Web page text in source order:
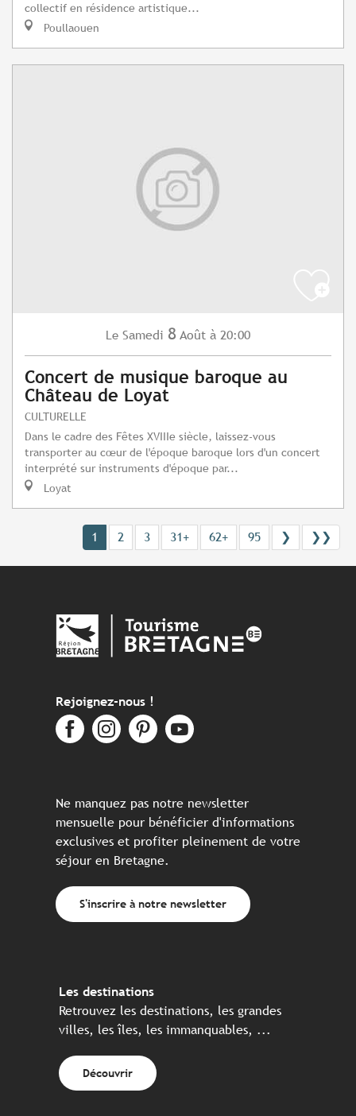
collectif en résidence artistique...
Poullaouen
Le Samedi 8 Août à 20:00
Concert de musique baroque au
Château de Loyat
CULTURELLE
Dans le cadre des Fêtes XVIIIe siècle, laissez-vous
transporter au cœur de l'époque baroque lors d'un concert
interprété sur instruments d'époque par...
Loyat
1 2 3 31+ 62+ 95 ❯ ❯❯
Rejoignez-nous !
Ne manquez pas notre newsletter
mensuelle pour bénéficier d'informations
exclusives et profiter pleinement de votre
séjour en Bretagne.
S'inscrire à notre newsletter
Les destinations
Retrouvez les destinations, les grandes
villes, les îles, les immanquables, ...
Découvrir